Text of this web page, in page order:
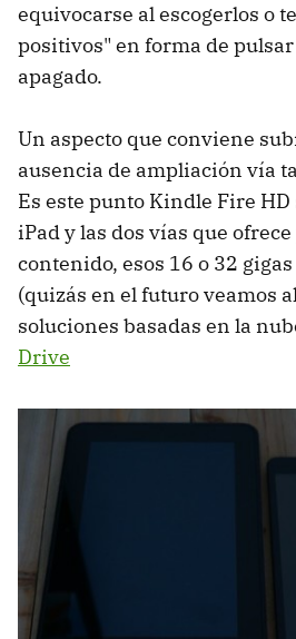
equivocarse al escogerlos o
positivos" en forma de
apagado.
Un aspecto que conviene
ausencia de ampliación vía
Es este punto Kindle Fire HD
iPad y las dos vías que
contenido, esos 16 o 32
(quizás en el futuro veamos
soluciones basadas en la
Drive